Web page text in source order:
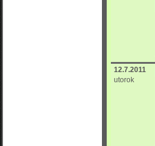
12.7.2011
utorok